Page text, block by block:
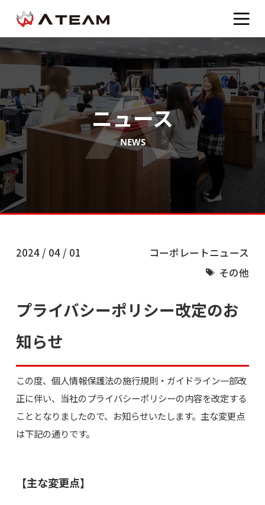
ニュース
NEWS
2024 / 04 / 01
コーポレートニュース
その他
プライバシーポリシー改定のお
知らせ
この度、個人情報保護法の施行規則・ガイドライン一部改
正に伴い、当社のプライバシーポリシーの内容を改定する
こととなりましたので、お知らせいたします。主な変更点
は下記の通りです。
【主な変更点】